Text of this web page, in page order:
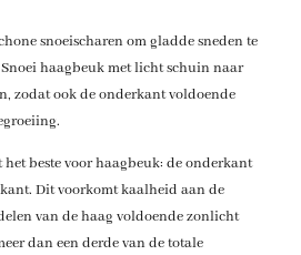
snoeischaren om gladde sneden te
haagbeuk met licht schuin naar
zodat ook de onderkant voldoende
het beste voor haagbeuk: de onderkant
Dit voorkomt kaalheid aan de
van de haag voldoende zonlicht
dan een derde van de totale